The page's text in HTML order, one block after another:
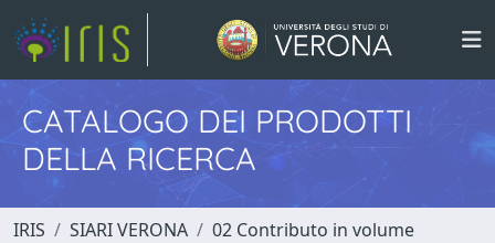
CATALOGO DEI PRODOTTI
DELLA RICERCA
IRIS SIARI VERONA
02 Contributo in volume